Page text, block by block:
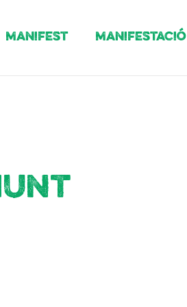
Manifest Manifestació